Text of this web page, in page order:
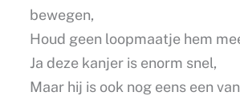
bewegen,
Houd geen loopmaatje hem
Ja deze kanjer is enorm snel,
Maar hij is ook nog eens een